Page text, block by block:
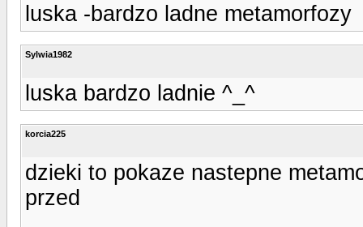
luska -bardzo ladne metamorfozy
Sylwia1982
luska bardzo ladnie ^_^
korcia225
dzieki to pokaze nastepne
przed